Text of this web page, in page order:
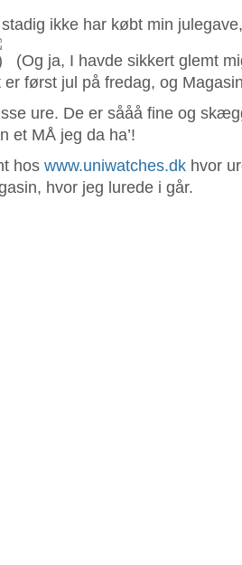
ikke har købt min
(Og ja, I havde sikkert glemt
er først jul på fredag, og
ure. De er sååå fine og
et MÅ jeg da ha’!
hos www.uniwatches.dk hvor
hvor jeg lurede i går.